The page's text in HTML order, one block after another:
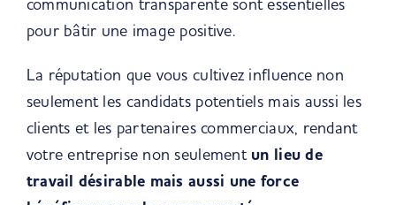
communication transparente sont essentielles
pour bâtir une image positive.
La réputation que vous cultivez influence non
seulement les candidats potentiels mais aussi les
clients et les partenaires commerciaux, rendant
votre entreprise non seulement un lieu de
travail désirable mais aussi une force